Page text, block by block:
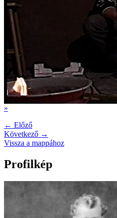
»
← Előző
Következő →
Vissza a mappához
Profilkép